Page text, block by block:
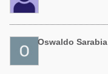
Oswaldo Sarabia